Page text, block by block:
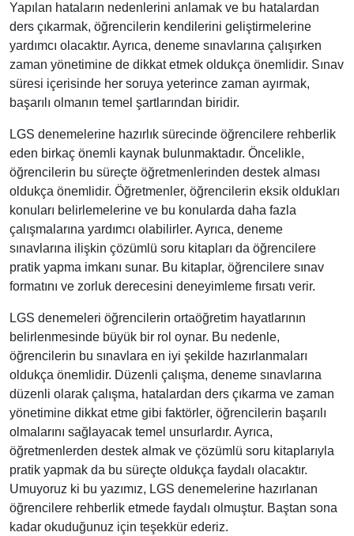
Yapılan hataların nedenlerini anlamak ve bu hatalardan
ders çıkarmak, öğrencilerin kendilerini geliştirmelerine
yardımcı olacaktır. Ayrıca, deneme sınavlarına çalışırken
zaman yönetimine de dikkat etmek oldukça önemlidir. Sınav
süresi içerisinde her soruya yeterince zaman ayırmak,
başarılı olmanın temel şartlarından biridir.
LGS denemelerine hazırlık sürecinde öğrencilere rehberlik
eden birkaç önemli kaynak bulunmaktadır. Öncelikle,
öğrencilerin bu süreçte öğretmenlerinden destek alması
oldukça önemlidir. Öğretmenler, öğrencilerin eksik oldukları
konuları belirlemelerine ve bu konularda daha fazla
çalışmalarına yardımcı olabilirler. Ayrıca, deneme
sınavlarına ilişkin çözümlü soru kitapları da öğrencilere
pratik yapma imkanı sunar. Bu kitaplar, öğrencilere sınav
formatını ve zorluk derecesini deneyimleme fırsatı verir.
LGS denemeleri öğrencilerin ortaöğretim hayatlarının
belirlenmesinde büyük bir rol oynar. Bu nedenle,
öğrencilerin bu sınavlara en iyi şekilde hazırlanmaları
oldukça önemlidir. Düzenli çalışma, deneme sınavlarına
düzenli olarak çalışma, hatalardan ders çıkarma ve zaman
yönetimine dikkat etme gibi faktörler, öğrencilerin başarılı
olmalarını sağlayacak temel unsurlardır. Ayrıca,
öğretmenlerden destek almak ve çözümlü soru kitaplarıyla
pratik yapmak da bu süreçte oldukça faydalı olacaktır.
Umuyoruz ki bu yazımız, LGS denemelerine hazırlanan
öğrencilere rehberlik etmede faydalı olmuştur. Baştan sona
kadar okuduğunuz için teşekkür ederiz.